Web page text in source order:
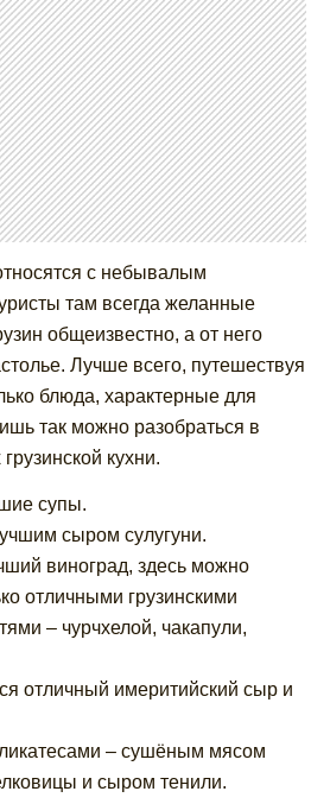
с небывалым
там всегда желанные
общеизвестно, а от него
Лучше всего, путешествуя
блюда, характерные для
так можно разобраться в
кухни.
супы.
сыром сулугуни.
виноград, здесь можно
отличными грузинскими
– чурчхелой, чакапули,
отличный имеритийский сыр и
– сушёным мясом
и сыром тенили.